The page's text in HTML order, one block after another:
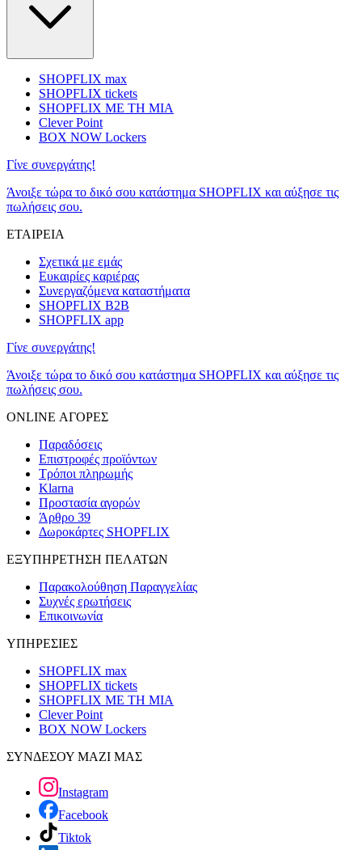
SHOPFLIX max
SHOPFLIX tickets
SHOPFLIX ΜΕ ΤΗ ΜΙΑ
Clever Point
BOX NOW Lockers
Γίνε συνεργάτης!
Άνοιξε τώρα το δικό σου κατάστημα SHOPFLIX και αύξησε τις
πωλήσεις σου.
ΕΤΑΙΡΕΙΑ
Σχετικά με εμάς
Ευκαιρίες καριέρας
Συνεργαζόμενα καταστήματα
SHOPFLIX B2B
SHOPFLIX app
Γίνε συνεργάτης!
Άνοιξε τώρα το δικό σου κατάστημα SHOPFLIX και αύξησε τις
πωλήσεις σου.
ONLINE ΑΓΟΡΕΣ
Παραδόσεις
Επιστροφές προϊόντων
Τρόποι πληρωμής
Klarna
Προστασία αγορών
Άρθρο 39
Δωροκάρτες SHOPFLIX
ΕΞΥΠΗΡΕΤΗΣΗ ΠΕΛΑΤΩΝ
Παρακολούθηση Παραγγελίας
Συχνές ερωτήσεις
Επικοινωνία
ΥΠΗΡΕΣΙΕΣ
SHOPFLIX max
SHOPFLIX tickets
SHOPFLIX ΜΕ ΤΗ ΜΙΑ
Clever Point
BOX NOW Lockers
ΣΥΝΔΕΣΟΥ ΜΑΖΙ ΜΑΣ
Instagram
Facebook
Tiktok